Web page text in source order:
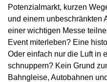
Potenzialmarkt, kurzen
und einem unbeschränkten
einer wichtigen Messe
Event miterleben? Eine
Oder einfach nur die Luft in
schnuppern? Kein Grund
Bahngleise, Autobahnen